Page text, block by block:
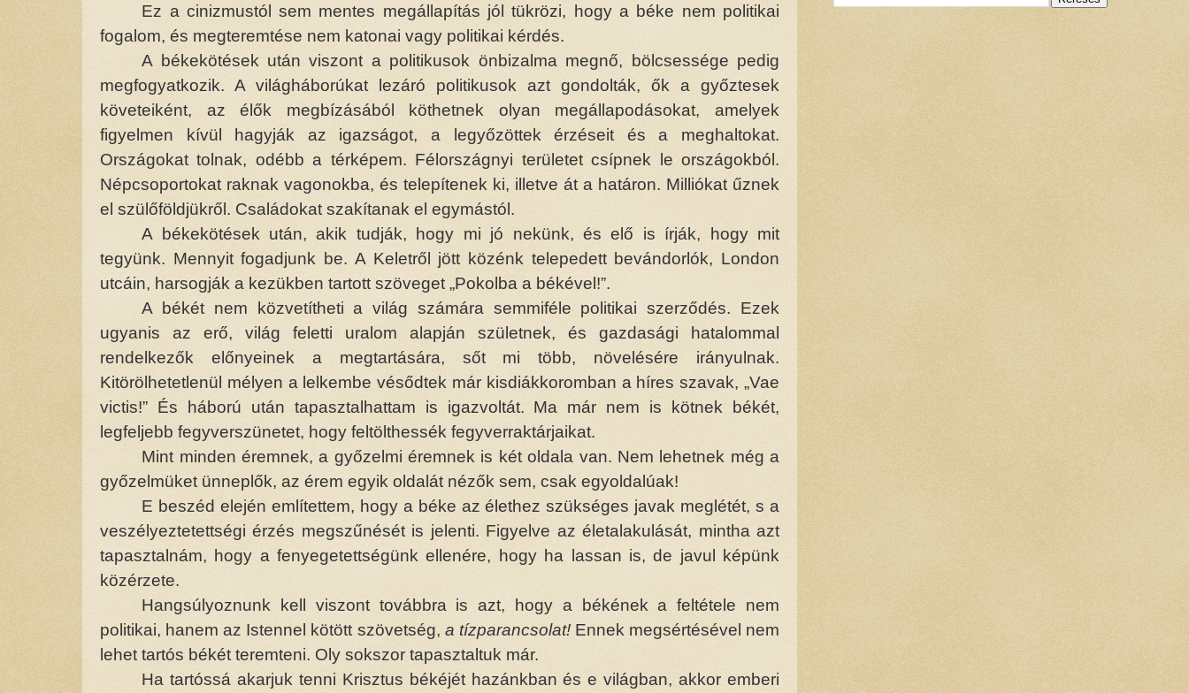
Ez a cinizmustól sem mentes megállapítás jól tükrözi, hogy a béke nem politikai
fogalom, és megteremtése nem katonai vagy politikai kérdés.
A békekötések után viszont a politikusok önbizalma megnő, bölcsessége pedig
megfogyatkozik. A világháborúkat lezáró politikusok azt gondolták, ők a győztesek
követeiként, az élők megbízásából köthetnek olyan megállapodásokat, amelyek
figyelmen kívül hagyják az igazságot, a legyőzöttek érzéseit és a meghaltokat.
Országokat tolnak, odébb a térképem. Félországnyi területet csípnek le országokból.
Népcsoportokat raknak vagonokba, és telepítenek ki, illetve át a határon. Milliókat űznek
el szülőföldjükről. Családokat szakítanak el egymástól.
A békekötések után, akik tudják, hogy mi jó nekünk, és elő is írják, hogy mit
tegyünk. Mennyit fogadjunk be. A Keletről jött közénk telepedett bevándorlók, London
utcáin, harsogják a kezükben tartott szöveget „Pokolba a békével!”.
A békét nem közvetítheti a világ számára semmiféle politikai szerződés. Ezek
ugyanis az erő, világ feletti uralom alapján születnek, és gazdasági hatalommal
rendelkezők előnyeinek a megtartására, sőt mi több, növelésére irányulnak.
Kitörölhetetlenül mélyen a lelkembe vésődtek már kisdiákkoromban a híres szavak, „Vae
victis!” És háború után tapasztalhattam is igazvoltát. Ma már nem is kötnek békét,
legfeljebb fegyverszünetet, hogy feltölthessék fegyverraktárjaikat.
Mint minden éremnek, a győzelmi éremnek is két oldala van. Nem lehetnek még a
győzelmüket ünneplők, az érem egyik oldalát nézők sem, csak egyoldalúak!
E beszéd elején említettem, hogy a béke az élethez szükséges javak meglétét, s a
veszélyeztetettségi érzés megszűnését is jelenti. Figyelve az életalakulását, mintha azt
tapasztalnám, hogy a fenyegetettségünk ellenére, hogy ha lassan is, de javul képünk
közérzete.
Hangsúlyoznunk kell viszont továbbra is azt, hogy a békének a feltétele nem
politikai, hanem az Istennel kötött szövetség, a tízparancsolat!Ennek megsértésével nem
lehet tartós békét teremteni. Oly sokszor tapasztaltuk már.
Ha tartóssá akarjuk tenni Krisztus békéjét hazánkban és e világban, akkor emberi